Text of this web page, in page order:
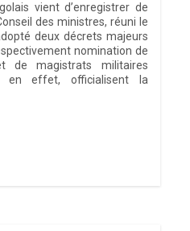
vient d’enregistrer de
des ministres, réuni le
deux décrets majeurs
nomination de
de magistrats militaires
en effet, officialisent la